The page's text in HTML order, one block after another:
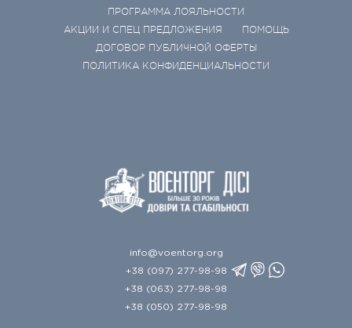
ПРОГРАММА ЛОЯЛЬНОСТИ
АКЦИИ И СПЕЦ ПРЕДЛОЖЕНИЯ
ПОМОЩЬ
ДОГОВОР ПУБЛИЧНОЙ ОФЕРТЫ
ПОЛИТИКА КОНФИДЕНЦИАЛЬНОСТИ
info@voentorg.org
+38 (097) 277-98-98
+38 (063) 277-98-98
+38 (050) 277-98-98